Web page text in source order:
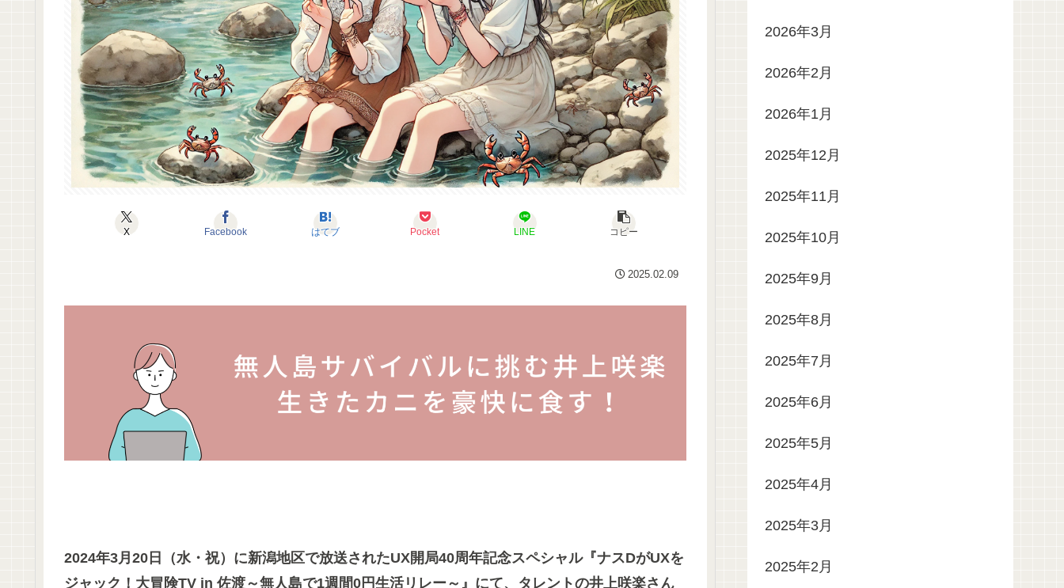
X Facebook はてブ Pocket LINE コピー
2025.02.09
2024年3月20日（水・祝）に新潟地区で放送されたUX開局40周年記念スペシャル『ナスDがUXを
ジャック！大冒険TV in 佐渡～無人島で1週間0円生活リレー～』にて、タレントの井上咲楽さん
2026年3月
2026年2月
2026年1月
2025年12月
2025年11月
2025年10月
2025年9月
2025年8月
2025年7月
2025年6月
2025年5月
2025年4月
2025年3月
2025年2月